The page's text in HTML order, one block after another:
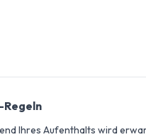
Ihres Aufenthalts wird